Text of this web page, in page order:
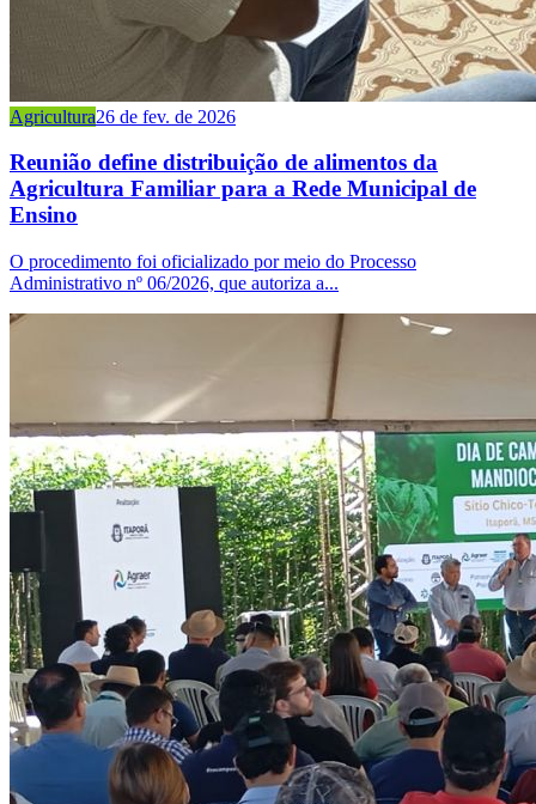
Agricultura26 de fev. de 2026
Reunião define distribuição de alimentos da
Agricultura Familiar para a Rede Municipal de
Ensino
O procedimento foi oficializado por meio do Processo
Administrativo nº 06/2026, que autoriza a...